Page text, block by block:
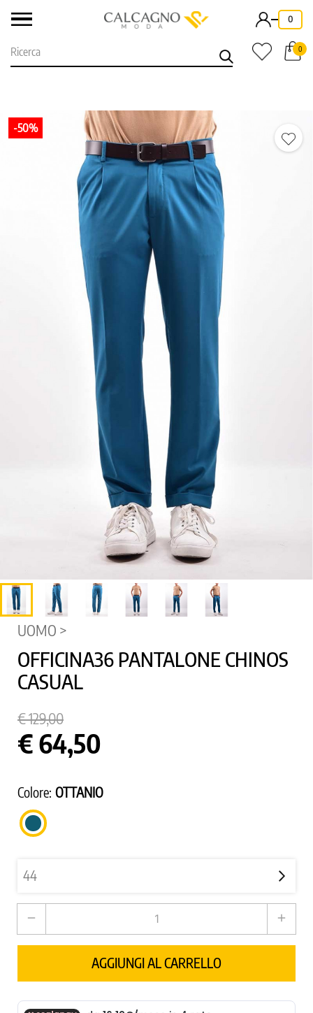
- 0
0
-50%
UOMO >
OFFICINA36 PANTALONE CHINOS
CASUAL
€ 129,00
€ 64,50
Colore: OTTANIO
OTTANIO
remove add
AGGIUNGI AL CARRELLO